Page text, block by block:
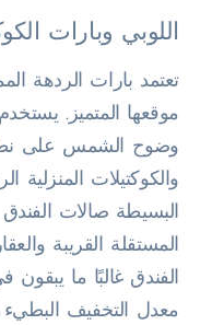
اللوبي وبارات
تعتمد بارات الردهة
موقعها المتميز.
وضوح الشمس على
والكوكتيلات المنزلية
البسيطة صالات
المستقلة القريبة
الفندق غالبًا ما
معدل التخفيف